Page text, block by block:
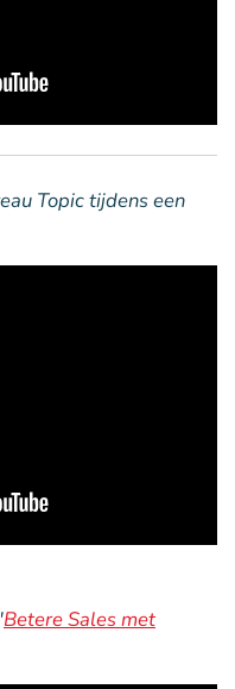
Topic tijdens een
Betere Sales met